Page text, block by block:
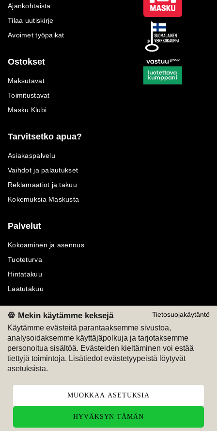
Tietosuojakäytäntö
🍪 Mekin käytämme keksejä
Käytämme evästeitä parantaaksemme sivustoa,
analysoidaksemme käyttäjäpolkuja ja tarjotaksemme
personoitua sisältöä. Evästeiden kieltäminen voi estää
tiettyjä toimintoja. Lisätiedot evästetyypeistä löytyvät
asetuksista.
MUOKKAA ASETUKSIA
HYVÄKSYN TÄMÄN
Ajankohtaista
Tilaa uutiskirje
Avoimet työpaikat
Ostokset
Maksutavat
Toimitustavat
Masku Klubi
Tarvitsetko apua?
Asiakaspalvelu
Vaihdot ja palautukset
Reklamaatiot ja takuu
Kokemuksia Maskusta
Palvelut
Kokoaminen ja asennus
Tuoteturva
Hintatakuu
Laatutakuu
Maksutavat
M
Seuraa meitä